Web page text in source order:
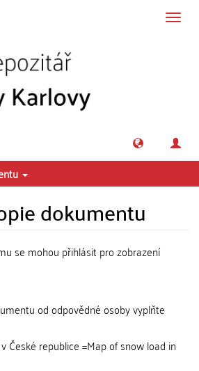
dokumentu
se mohou přihlásit pro zobrazení
od odpovědné osoby vyplňte
České republice =Map of snow load in